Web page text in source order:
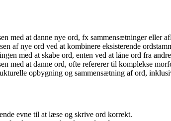
med at danne nye ord, fx sammensætninger eller
af nye ord ved at kombinere eksisterende
med at skabe ord, enten ved at låne ord fra
med at danne ord, ofte refererer til komplekse
opbygning og sammensætning af ord,
evne til at læse og skrive ord korrekt.